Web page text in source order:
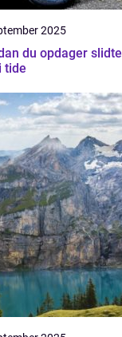
2025
du opdager slidte
tide